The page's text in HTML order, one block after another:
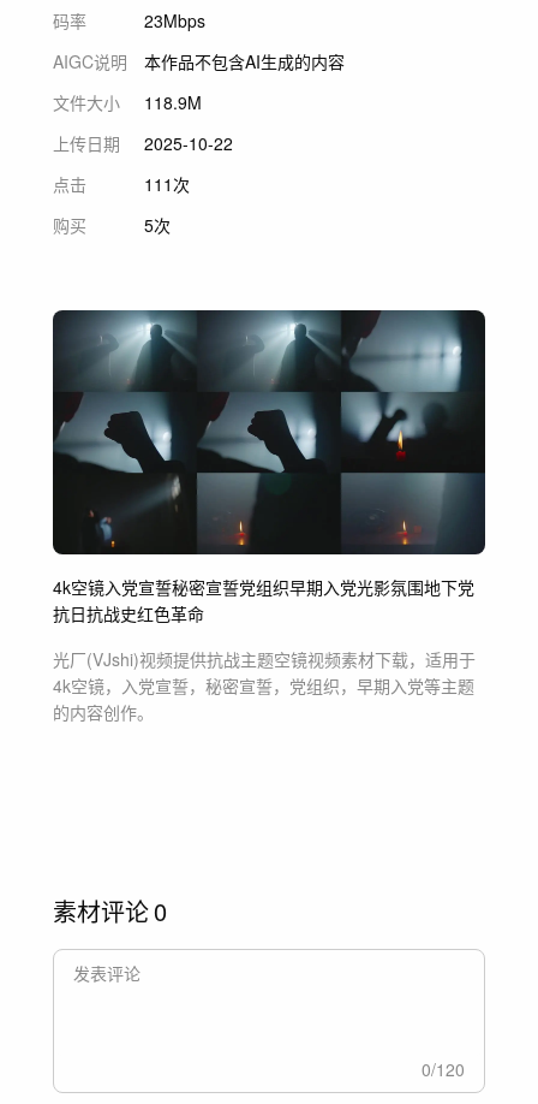
码率
23Mbps
AIGC说明
本作品不包含AI生成的内容
文件大小
118.9M
上传日期
2025-10-22
点击
111次
购买
5次
4k空镜入党宣誓秘密宣誓党组织早期入党光影氛围地下党
抗日抗战史红色革命
光厂(VJshi)视频提供抗战主题空镜视频素材下载，适用于
4k空镜，入党宣誓，秘密宣誓，党组织，早期入党等主题
的内容创作。
素材评论0
0/120